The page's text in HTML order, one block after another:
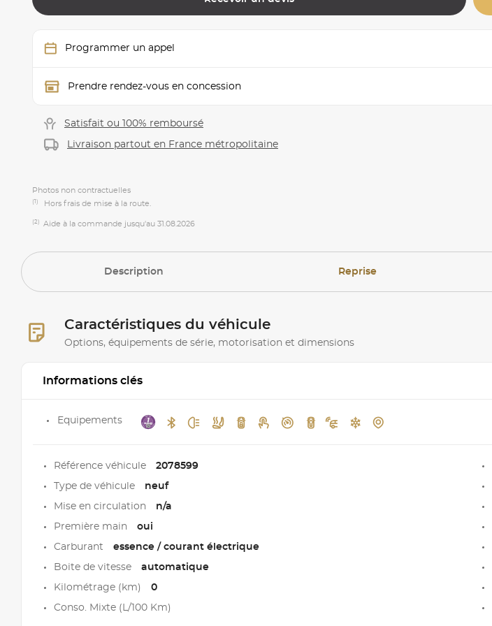
Programmer un appel
Prendre rendez-vous en concession
Satisfait ou 100% remboursé
Livraison partout en France métropolitaine
Photos non contractuelles
(1) Hors frais de mise à la route.
(2) Aide à la commande jusqu'au 31.08.2026
Description Reprise
Caractéristiques du véhicule
Options, équipements de série, motorisation et dimensions
Informations clés
Equipements
Référence véhicule 2078599
Type de véhicule neuf
Mise en circulation n/a
Première main oui
Carburant essence / courant électrique
Boite de vitesse automatique
Kilométrage (km) 0
Conso. Mixte (L/100 Km)